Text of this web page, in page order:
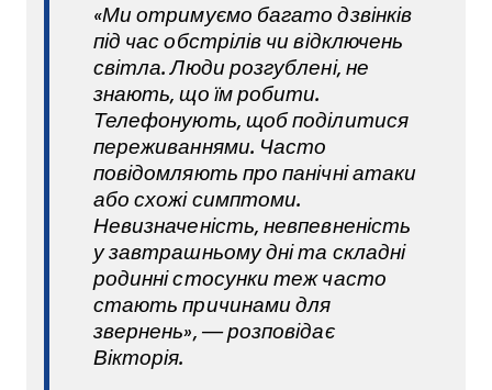
«Ми отримуємо багато дзвінків
під час обстрілів чи відключень
світла. Люди розгублені, не
знають, що їм робити.
Телефонують, щоб поділитися
переживаннями. Часто
повідомляють про панічні атаки
або схожі симптоми.
Невизначеність, невпевненість
у завтрашньому дні та складні
родинні стосунки теж часто
стають причинами для
звернень», — розповідає
Вікторія.